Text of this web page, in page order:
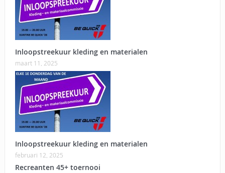
Inloopstreekuur kleding en materialen
maart 11, 2025
Inloopstreekuur kleding en materialen
februari 12, 2025
Recreanten 45+ toernooi